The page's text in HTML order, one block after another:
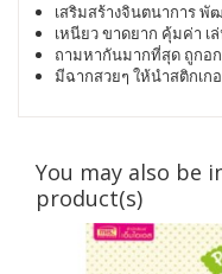
เสริมสร้างจินตนาการ พั
เหนียว ขาดยาก คุ้มค่า เ
ถามหากันมากที่สุด ถูกอ
มีฉากสวยๆ ให้นำสติกเก
You may also be
product(s)